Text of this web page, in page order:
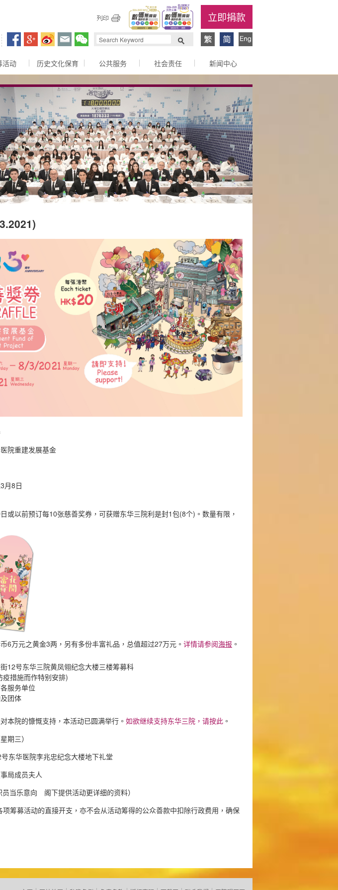
立即捐款
活动 历史文化保育 公共服务 社会责任 新闻中心
院重建发展基金
月8日
日或以前预订每10张慈善奖券，可获赠东华三院利是封1包(8个)。数量有限，
6万元之黄金3两，另有多份丰富礼品，总值超过27万元。 详情请参阅海报 。
12号东华三院黄凤翎纪念大楼三楼筹募科
疫措施而作特别安排)
服务单位
团体
本院的慷慨支持，本活动已圆满举行。 如欲继续支持东华三院，请按此 。
期三）
东华医院李兆忠纪念大楼地下礼堂
局成员夫人
当乐意向 阁下提供活动更详细的资料）
筹募活动的直接开支，亦不会从活动筹得的公众善款中扣除行政费用，确保